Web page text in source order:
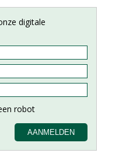
digitale